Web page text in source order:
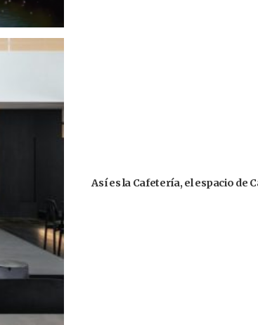
Así es la Cafetería, el espacio de